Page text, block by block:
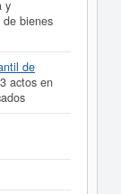
y
de bienes
de
actos en